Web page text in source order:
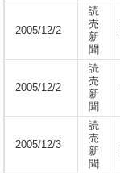
2005/12/2
読
売
新
聞
2005/12/2
読
売
新
聞
2005/12/3
読
売
新
聞